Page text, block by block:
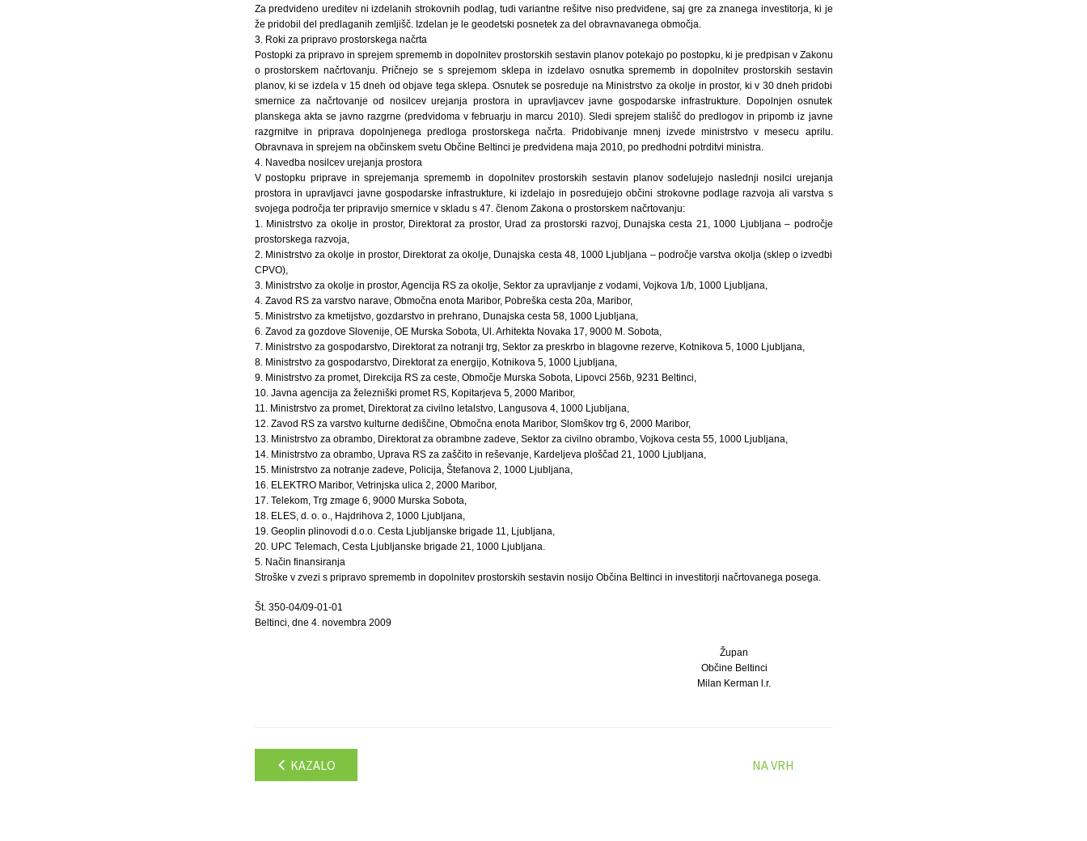
Za predvideno ureditev ni izdelanih strokovnih podlag, tudi variantne rešitve niso predvidene, saj gre za znanega investitorja, ki je
že pridobil del predlaganih zemljišč. Izdelan je le geodetski posnetek za del obravnavanega območja.
3. Roki za pripravo prostorskega načrta
Postopki za pripravo in sprejem sprememb in dopolnitev prostorskih sestavin planov potekajo po postopku, ki je predpisan v Zakonu
o prostorskem načrtovanju. Pričnejo se s sprejemom sklepa in izdelavo osnutka sprememb in dopolnitev prostorskih sestavin
planov, ki se izdela v 15 dneh od objave tega sklepa. Osnutek se posreduje na Ministrstvo za okolje in prostor, ki v 30 dneh pridobi
smernice za načrtovanje od nosilcev urejanja prostora in upravljavcev javne gospodarske infrastrukture. Dopolnjen osnutek
planskega akta se javno razgrne (predvidoma v februarju in marcu 2010). Sledi sprejem stališč do predlogov in pripomb iz javne
razgrnitve in priprava dopolnjenega predloga prostorskega načrta. Pridobivanje mnenj izvede ministrstvo v mesecu aprilu.
Obravnava in sprejem na občinskem svetu Občine Beltinci je predvidena maja 2010, po predhodni potrditvi ministra.
4. Navedba nosilcev urejanja prostora
V postopku priprave in sprejemanja sprememb in dopolnitev prostorskih sestavin planov sodelujejo naslednji nosilci urejanja
prostora in upravljavci javne gospodarske infrastrukture, ki izdelajo in posredujejo občini strokovne podlage razvoja ali varstva s
svojega področja ter pripravijo smernice v skladu s 47. členom Zakona o prostorskem načrtovanju:
1. Ministrstvo za okolje in prostor, Direktorat za prostor, Urad za prostorski razvoj, Dunajska cesta 21, 1000 Ljubljana – področje
prostorskega razvoja,
2. Ministrstvo za okolje in prostor, Direktorat za okolje, Dunajska cesta 48, 1000 Ljubljana – področje varstva okolja (sklep o izvedbi
CPVO),
3. Ministrstvo za okolje in prostor, Agencija RS za okolje, Sektor za upravljanje z vodami, Vojkova 1/b, 1000 Ljubljana,
4. Zavod RS za varstvo narave, Območna enota Maribor, Pobreška cesta 20a, Maribor,
5. Ministrstvo za kmetijstvo, gozdarstvo in prehrano, Dunajska cesta 58, 1000 Ljubljana,
6. Zavod za gozdove Slovenije, OE Murska Sobota, Ul. Arhitekta Novaka 17, 9000 M. Sobota,
7. Ministrstvo za gospodarstvo, Direktorat za notranji trg, Sektor za preskrbo in blagovne rezerve, Kotnikova 5, 1000 Ljubljana,
8. Ministrstvo za gospodarstvo, Direktorat za energijo, Kotnikova 5, 1000 Ljubljana,
9. Ministrstvo za promet, Direkcija RS za ceste, Območje Murska Sobota, Lipovci 256b, 9231 Beltinci,
10. Javna agencija za železniški promet RS, Kopitarjeva 5, 2000 Maribor,
11. Ministrstvo za promet, Direktorat za civilno letalstvo, Langusova 4, 1000 Ljubljana,
12. Zavod RS za varstvo kulturne dediščine, Območna enota Maribor, Slomškov trg 6, 2000 Maribor,
13. Ministrstvo za obrambo, Direktorat za obrambne zadeve, Sektor za civilno obrambo, Vojkova cesta 55, 1000 Ljubljana,
14. Ministrstvo za obrambo, Uprava RS za zaščito in reševanje, Kardeljeva ploščad 21, 1000 Ljubljana,
15. Ministrstvo za notranje zadeve, Policija, Štefanova 2, 1000 Ljubljana,
16. ELEKTRO Maribor, Vetrinjska ulica 2, 2000 Maribor,
17. Telekom, Trg zmage 6, 9000 Murska Sobota,
18. ELES, d. o. o., Hajdrihova 2, 1000 Ljubljana,
19. Geoplin plinovodi d.o.o. Cesta Ljubljanske brigade 11, Ljubljana,
20. UPC Telemach, Cesta Ljubljanske brigade 21, 1000 Ljubljana.
5. Način finansiranja
Stroške v zvezi s pripravo sprememb in dopolnitev prostorskih sestavin nosijo Občina Beltinci in investitorji načrtovanega posega.
Št. 350-04/09-01-01
Beltinci, dne 4. novembra 2009
Župan
Občine Beltinci
Milan Kerman l.r.
KAZALO NA VRH